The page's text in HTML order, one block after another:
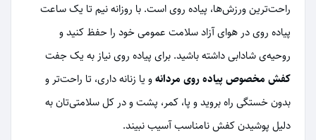
راحت‌ترین ورزش‌ها، پیاده روی است. با روزانه نیم تا یک ساعت
پیاده روی در هوای آزاد سلامت عمومی خود را حفظ کنید و
روحیه‌ی شادابی داشته باشید. برای پیاده روی نیاز به یک جفت
کفش مخصوص پیاده روی مردانهو یا زنانه داری، تا راحت‌تر و
بدون خستگی راه بروید و پا، کمر، پشت و در کل سلامتی‌تان به
دلیل پوشیدن کفش نامناسب آسیب نبیند.